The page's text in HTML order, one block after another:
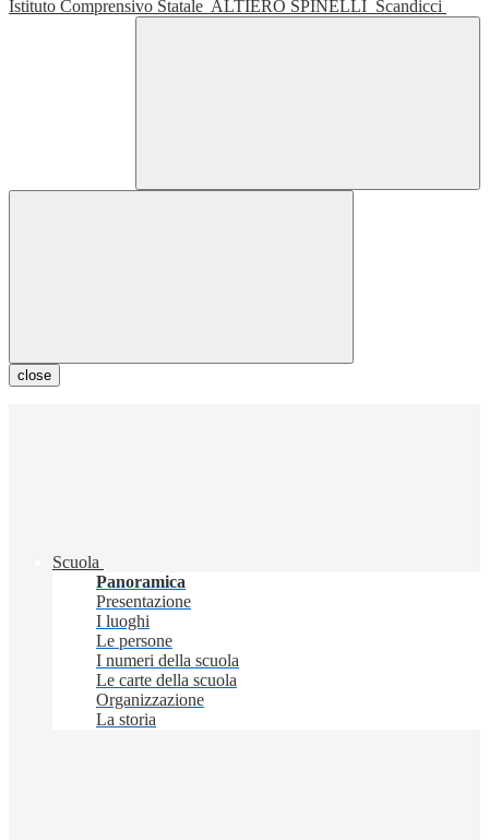
Istituto Comprensivo Statale ALTIERO SPINELLI Scandicci
close
Scuola
Panoramica
Presentazione
I luoghi
Le persone
I numeri della scuola
Le carte della scuola
Organizzazione
La storia